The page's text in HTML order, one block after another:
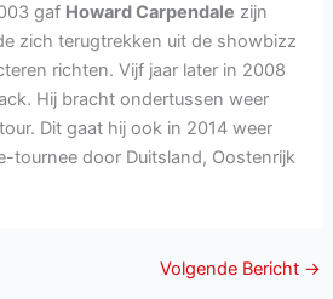
gaf Howard Carpendale zijn
zich terugtrekken uit de showbizz
richten. Vijf jaar later in 2008
Hij bracht ondertussen weer
Dit gaat hij ook in 2014 weer
tournee door Duitsland, Oostenrijk
Volgende Bericht →